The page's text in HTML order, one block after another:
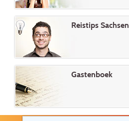
Reistips Sachsen
Gastenboek